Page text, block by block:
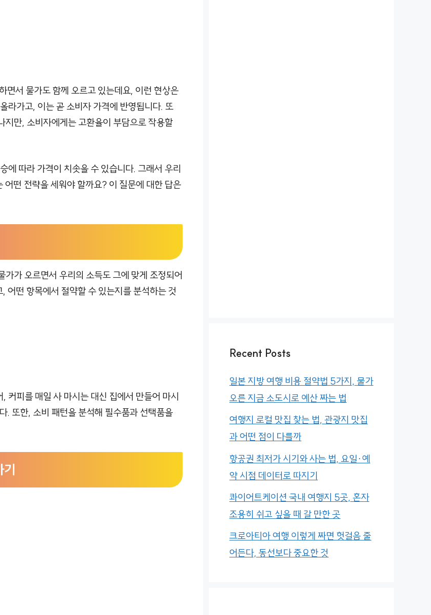
면서 물가도 함께 오르고 있는데요, 이런 현상은
라가고, 이는 곧 소비자 가격에 반영됩니다. 또
지만, 소비자에게는 고환율이 부담으로 작용할
에 따라 가격이 치솟을 수 있습니다. 그래서 우리
떤 전략을 세워야 할까요? 이 질문에 대한 답은
가가 오르면서 우리의 소득도 그에 맞게 조정되어
어떤 항목에서 절약할 수 있는지를 분석하는 것
커피를 매일 사 마시는 대신 집에서 만들어 마시
. 또한, 소비 패턴을 분석해 필수품과 선택품을
기
Recent Posts
일본 지방 여행 비용 절약법 5가지, 물가
오른 지금 소도시로 예산 짜는 법
여행지 로컬 맛집 찾는 법, 관광지 맛집
과 어떤 점이 다를까
항공권 최저가 시기와 사는 법, 요일·예
약 시점 데이터로 따지기
콰이어트케이션 국내 여행지 5곳, 혼자
조용히 쉬고 싶을 때 갈 만한 곳
크로아티아 여행 이렇게 짜면 헛걸음 줄
어든다, 동선보다 중요한 것